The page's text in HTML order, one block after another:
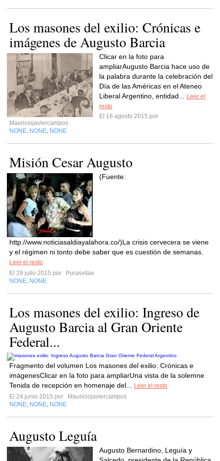
Los masones del exilio: Crónicas e
imágenes de Augusto Barcia
Clicar en la foto para
ampliarAugusto Barcia hace uso de
la palabra durante la celebración del
Día de las Américas en el Ateneo
Liberal Argentino, entidad...
Leer el
resto
El 16 agosto 2015 por
Mauriciojaviercampos
NONE NONE NONE
Misión Cesar Augusto
(Fuente:
http://www.noticiasaldiayalahora.co/)La crisis cervecera se viene
y el régimen ni tonto debe saber que es cuestión de semanas.
Leer el resto
El 29 julio 2015 por
Purasvitae
NONE NONE
Los masones del exilio: Ingreso de
Augusto Barcia al Gran Oriente
Federal...
Fragmento del volumen Los masones del exilio: Crónicas e
imágenesClicar en la foto para ampliarUna vista de la solemne
Tenida de recepción en homenaje del...
Leer el resto
El 24 junio 2015 por
Mauriciojaviercampos
NONE NONE NONE
Augusto Leguía
Augusto Bernardino, Leguía y